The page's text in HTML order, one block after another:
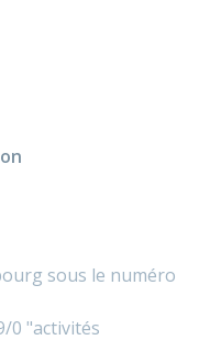
sous le numéro
0 "activités